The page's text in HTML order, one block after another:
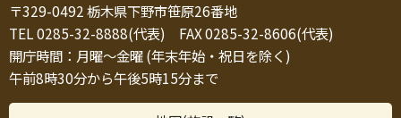
〒329-0492 栃木県下野市笹原26番地
TEL 0285-32-8888(代表) FAX 0285-32-8606(代表)
開庁時間：月曜～金曜 (年末年始・祝日を除く)
午前8時30分から午後5時15分まで